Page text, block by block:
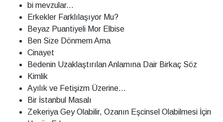
bi mevzular...
Erkekler Farklılaşıyor Mu?
Beyaz Puantiyeli Mor Elbise
Ben Size Dönmem Ama
Cinayet
Bedenin Uzaklaştırılan Anlamına Dair Birkaç Söz
Kimlik
Ayılık ve Fetişizm Üzerine...
Bir İstanbul Masalı
Zekeriya Gey Olabilir, Ozanın Eşcinsel Olabilmesi İçin